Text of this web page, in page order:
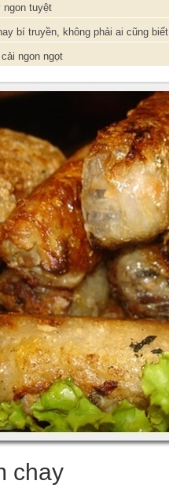
ngon tuyệt
bí truyền, không phải ai cũng biết
ngon ngọt
chay